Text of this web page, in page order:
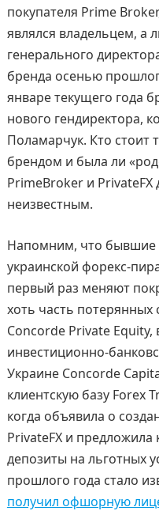
покупателя Prime
являлся владельцем, а
генерального
бренда осенью
январе текущего года
нового гендиректора,
Поламарчук. Кто стоит
брендом и была ли
PrimeBroker и PrivateFX
неизвестным.
Напомним, что бывшие
украинской форекс-
первый раз меняют
хоть часть потерянных
Concorde Private
инвестиционно-
Украине Concorde
клиентскую базу Forex
когда объявила о
PrivateFX и предложила
депозиты на льготных
прошлого года стало
получил офшорную